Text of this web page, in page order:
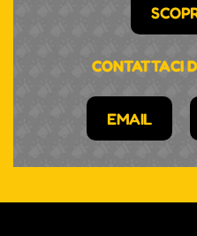
CONTATTACI
EMAIL